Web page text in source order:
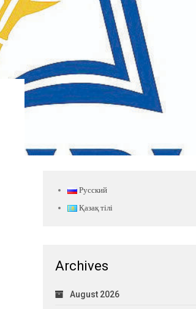
Русский
Қазақ тілі
Archives
August 2026